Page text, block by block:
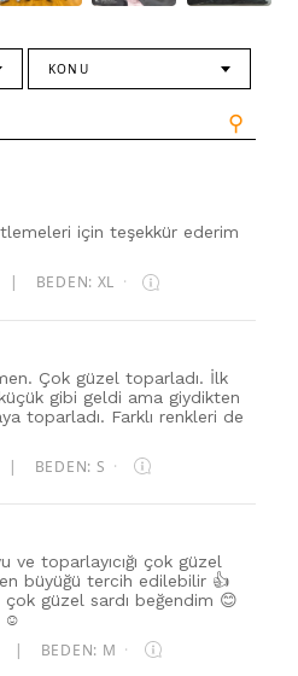
KONU
⚲
için teşekkür ederim
| BEDEN: XL ·
Çok güzel toparladı. İlk
gibi geldi ama giydikten
toparladı. Farklı renkleri de
| BEDEN: S ·
ve toparlayıcığı çok güzel
büyüğü tercih edilebilir 👍
güzel sardı beğendim 😊
☺️
| BEDEN: M ·